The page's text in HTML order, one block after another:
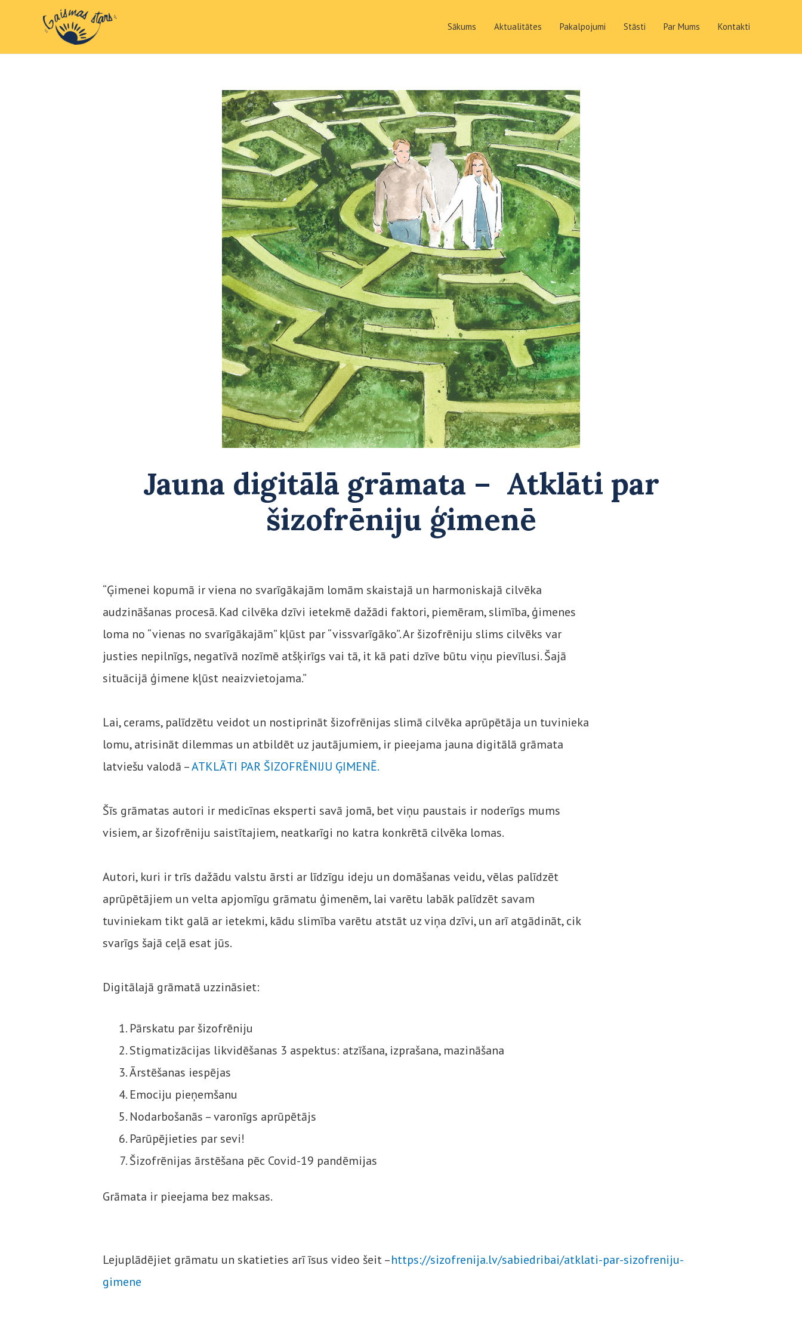
Sākums Aktualitātes Pakalpojumi Stāsti Par Mums Kontakti
Jauna digitālā grāmata – Atklāti par
šizofrēniju ģimenē
“Ģimenei kopumā ir viena no svarīgākajām lomām skaistajā un harmoniskajā cilvēka
audzināšanas procesā. Kad cilvēka dzīvi ietekmē dažādi faktori, piemēram, slimība, ģimenes
loma no “vienas no svarīgākajām” kļūst par “vissvarīgāko”. Ar šizofrēniju slims cilvēks var
justies nepilnīgs, negatīvā nozīmē atšķirīgs vai tā, it kā pati dzīve būtu viņu pievīlusi. Šajā
situācijā ģimene kļūst neaizvietojama.”
Lai, cerams, palīdzētu veidot un nostiprināt šizofrēnijas slimā cilvēka aprūpētāja un tuvinieka
lomu, atrisināt dilemmas un atbildēt uz jautājumiem, ir pieejama jauna digitālā grāmata
latviešu valodā –ATKLĀTI PAR ŠIZOFRĒNIJU ĢIMENĒ.
Šīs grāmatas autori ir medicīnas eksperti savā jomā, bet viņu paustais ir noderīgs mums
visiem, ar šizofrēniju saistītajiem, neatkarīgi no katra konkrētā cilvēka lomas.
Autori, kuri ir trīs dažādu valstu ārsti ar līdzīgu ideju un domāšanas veidu, vēlas palīdzēt
aprūpētājiem un velta apjomīgu grāmatu ģimenēm, lai varētu labāk palīdzēt savam
tuviniekam tikt galā ar ietekmi, kādu slimība varētu atstāt uz viņa dzīvi, un arī atgādināt, cik
svarīgs šajā ceļā esat jūs.
Digitālajā grāmatā uzzināsiet:
Pārskatu par šizofrēniju
Stigmatizācijas likvidēšanas 3 aspektus: atzīšana, izprašana, mazināšana
Ārstēšanas iespējas
Emociju pieņemšanu
Nodarbošanās – varonīgs aprūpētājs
Parūpējieties par sevi!
Šizofrēnijas ārstēšana pēc Covid-19 pandēmijas
Grāmata ir pieejama bez maksas.
Lejuplādējiet grāmatu un skatieties arī īsus video šeit –https://sizofrenija.lv/sabiedribai/atklati-par-sizofreniju-
gimene